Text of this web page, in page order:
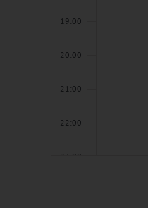
19:00
20:00
21:00
22:00
23:00